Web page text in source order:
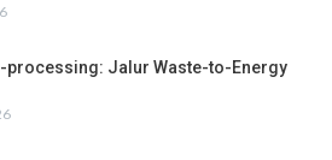
processing: Jalur Waste-to-Energy